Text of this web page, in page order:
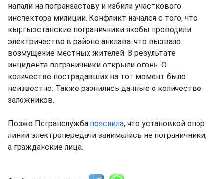
напали на погранзаставу и избили участкового
инспектора милиции. Конфликт начался с того, что
кыргызстанские пограничники якобы проводили
электричество в районе анклава, что вызвало
возмущение местных жителей. В результате
инцидента пограничники открыли огонь. О
количестве пострадавших на тот момент было
неизвестно. Также разнились данные о количестве
заложников.
Позже Погранслужба пояснила, что установкой опор
линии электропередачи занимались не пограничники,
а гражданские лица.